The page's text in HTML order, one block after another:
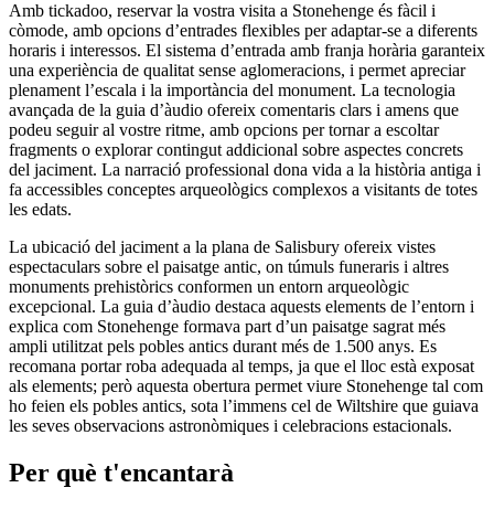
Amb tickadoo, reservar la vostra visita a Stonehenge és fàcil i
còmode, amb opcions d’entrades flexibles per adaptar-se a diferents
horaris i interessos. El sistema d’entrada amb franja horària garanteix
una experiència de qualitat sense aglomeracions, i permet apreciar
plenament l’escala i la importància del monument. La tecnologia
avançada de la guia d’àudio ofereix comentaris clars i amens que
podeu seguir al vostre ritme, amb opcions per tornar a escoltar
fragments o explorar contingut addicional sobre aspectes concrets
del jaciment. La narració professional dona vida a la història antiga i
fa accessibles conceptes arqueològics complexos a visitants de totes
les edats.
La ubicació del jaciment a la plana de Salisbury ofereix vistes
espectaculars sobre el paisatge antic, on túmuls funeraris i altres
monuments prehistòrics conformen un entorn arqueològic
excepcional. La guia d’àudio destaca aquests elements de l’entorn i
explica com Stonehenge formava part d’un paisatge sagrat més
ampli utilitzat pels pobles antics durant més de 1.500 anys. Es
recomana portar roba adequada al temps, ja que el lloc està exposat
als elements; però aquesta obertura permet viure Stonehenge tal com
ho feien els pobles antics, sota l’immens cel de Wiltshire que guiava
les seves observacions astronòmiques i celebracions estacionals.
Per què t'encantarà